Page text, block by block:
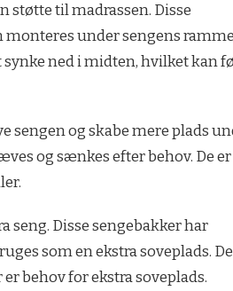
støtte til madrassen. Disse
under sengens
ned i midten, hvilket kan
sengen og skabe mere plads
og sænkes efter behov. De er
seng. Disse sengebakker har
som en ekstra soveplads.
behov for ekstra soveplads.